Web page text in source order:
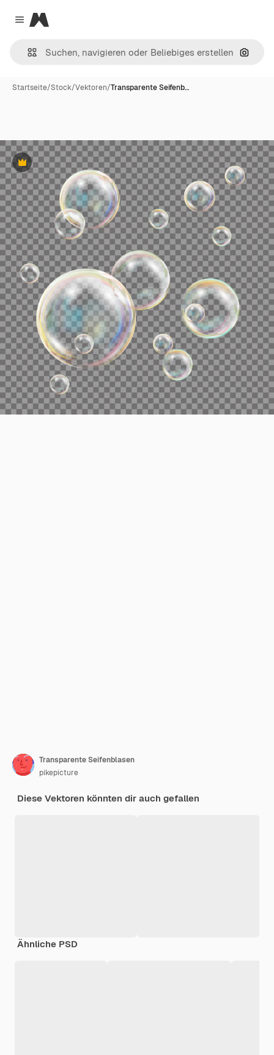
Close menu
Magnific
Nach
Startseite/Stock/Vektoren/Transparente Seifenb…
Premium
Transparente Seifenblasen
pikepicture
Diese Vektoren könnten dir auch gefallen
Ähnliche PSD